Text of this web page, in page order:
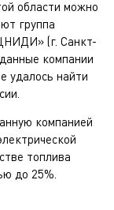
области можно
группа
(г. Санкт-
компании
удалось найти
компанией
топлива
до 25%.